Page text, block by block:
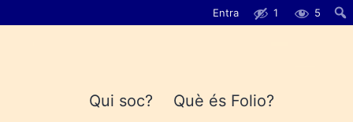
Entra 1 5
Qui soc? Què és Folio?